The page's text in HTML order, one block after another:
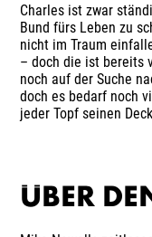
Charles ist zwar
Bund fürs Leben zu
nicht im Traum
– doch die ist bereits
noch auf der Suche
doch es bedarf noch
jeder Topf seinen
ÜBER